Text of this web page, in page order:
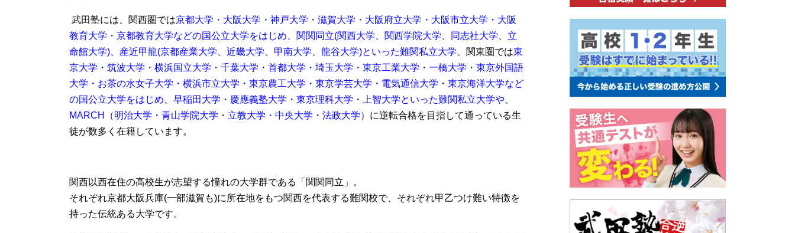
武田塾には、関西圏では京都大学・大阪大学・神戸大学・滋賀大学・大阪府立大学・大阪市立大学・大阪
教育大学・京都教育大学などの国公立大学をはじめ、関関同立(関西大学、関西学院大学、同志社大学、立
命館大学)、産近甲龍(京都産業大学、近畿大学、甲南大学、龍谷大学)といった難関私立大学、 関東圏では東
京大学・筑波大学・横浜国立大学・千葉大学・首都大学・埼玉大学・ 東京工業大学・一橋大学・東京外国語
大学・お茶の水女子大学・横浜市立大学・東京農工大学・東京学芸大学・電気通信大学・東京海洋大学など
の国公立大学をはじめ、 早稲田大学・慶應義塾大学・東京理科大学・上智大学といった難関私立大学や、
MARCH（明治大学・青山学院大学・立教大学・中央大学・法政大学） に逆転合格を目指して通っている生
徒が数多く在籍しています。
関西以西在住の高校生が志望する憧れの大学群である「関関同立」。
それぞれ京都大阪兵庫(一部滋賀も)に所在地をもつ関西を代表する難関校で、それぞれ甲乙つけ難い特徴を
持った伝統ある大学です。